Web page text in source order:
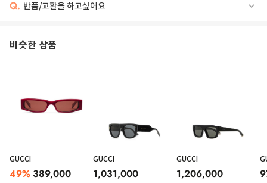
Q. 반품/교환을 하고싶어요
비슷한 상품
GUCCI
49% 389,000
GUCCI
1,031,000
GUCCI
1,206,000